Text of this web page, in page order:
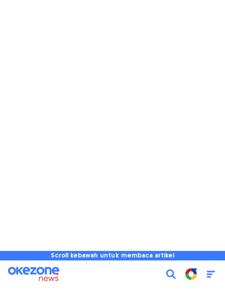
Scroll kebawah untuk membaca artikel